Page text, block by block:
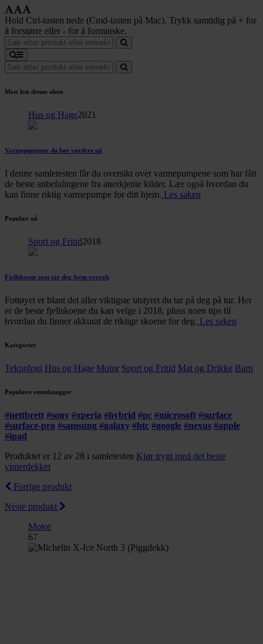
Hold Ctrl-tasten nede (Cmd-tasten på Mac). Trykk samtidig på + for
å forstørre eller - for å forminske.
Mest lest denne uken
Hus og Hage2021
Varmepumpene du bør vurdere nå
I denne samletesten får du oversikt over varmepumpene som har fått
de beste anbefalingene fra anerkjente kilder. Lær også hvordan du
kan finne riktig varmepumpe for ditt hjem. Les saken
Populær nå
Sport og Fritid2018
Fjellskoene som tar deg frem overalt
Fottøyet er blant det aller viktigste utstyret du tar på deg på tur. Her
er de beste fjellskoene du kan velge i 2018, pluss noen tips til
hvordan du finner akkurat de riktige skoene for deg. Les saken
Kategorier
Teknologi Hus og Hage Motor Sport og Fritid Mat og Drikke Barn
Populære emneknagger
#nettbrett #sony #xperia #hybrid #pc #microsoft #surface
#surface-pro #samsung #galaxy #htc #google #nexus #apple
#ipad
Produktet er 12 av 28 i samletesten Kjør trygt med det beste
vinterdekket
Forrige produkt
Neste produkt
Motor
67